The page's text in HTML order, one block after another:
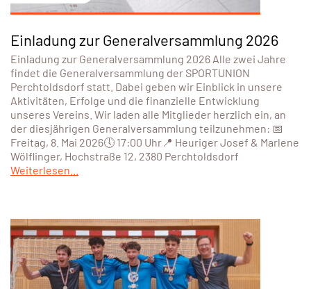
Einladung zur Generalversammlung 2026
Einladung zur Generalversammlung 2026 Alle zwei Jahre
findet die Generalversammlung der SPORTUNION
Perchtoldsdorf statt. Dabei geben wir Einblick in unsere
Aktivitäten, Erfolge und die finanzielle Entwicklung
unseres Vereins. Wir laden alle Mitglieder herzlich ein, an
der diesjährigen Generalversammlung teilzunehmen: 📅
Freitag, 8. Mai 2026🕔 17:00 Uhr📍 Heuriger Josef & Marlene
Wölflinger, Hochstraße 12, 2380 Perchtoldsdorf
Weiterlesen...